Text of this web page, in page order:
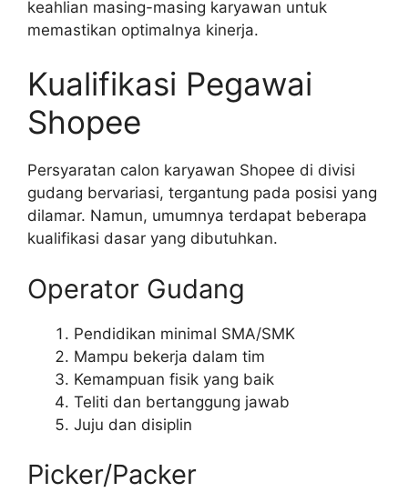
keahlian masing-masing karyawan untuk
memastikan optimalnya kinerja.
Kualifikasi Pegawai
Shopee
Persyaratan calon karyawan Shopee di divisi
gudang bervariasi, tergantung pada posisi yang
dilamar. Namun, umumnya terdapat beberapa
kualifikasi dasar yang dibutuhkan.
Operator Gudang
Pendidikan minimal SMA/SMK
Mampu bekerja dalam tim
Kemampuan fisik yang baik
Teliti dan bertanggung jawab
Juju dan disiplin
Picker/Packer